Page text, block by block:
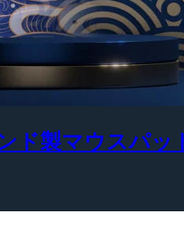
ド製マウスパッ